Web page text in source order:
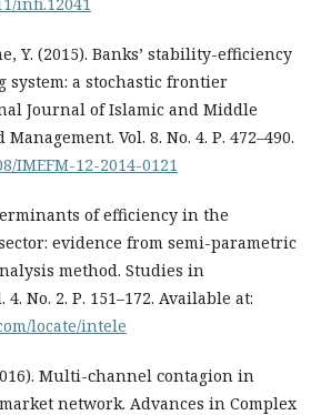
Y. (2015). Banks’ stability-efficiency
a stochastic frontier
Journal of Islamic and Middle
Vol. 8. No. 4. Р. 472–490.
IMEFM-12-2014-0121
of еfficiency in the
еvidence from semi-parametric
method. Studies in
No. 2. Р. 151–172. Available at:
locate/intele
Multi-сhannel сontagion in
network. Advances in Complex